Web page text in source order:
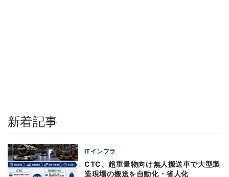
新着記事
ITインフラ
CTC、超重量物向け無人搬送車で大型製
造現場の搬送を自動化・省人化